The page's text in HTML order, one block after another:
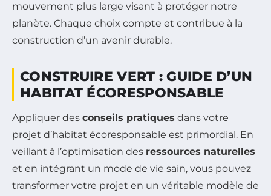
mouvement plus large visant à protéger notre
planète. Chaque choix compte et contribue à la
construction d’un avenir durable.
CONSTRUIRE VERT : GUIDE D’UN
HABITAT ÉCORESPONSABLE
Appliquer des conseils pratiques dans votre
projet d’habitat écoresponsable est primordial. En
veillant à l’optimisation des ressources naturelles
et en intégrant un mode de vie sain, vous pouvez
transformer votre projet en un véritable modèle de